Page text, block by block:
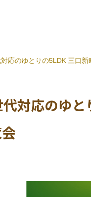
応のゆとりの5LDK 三口新
対応のゆと